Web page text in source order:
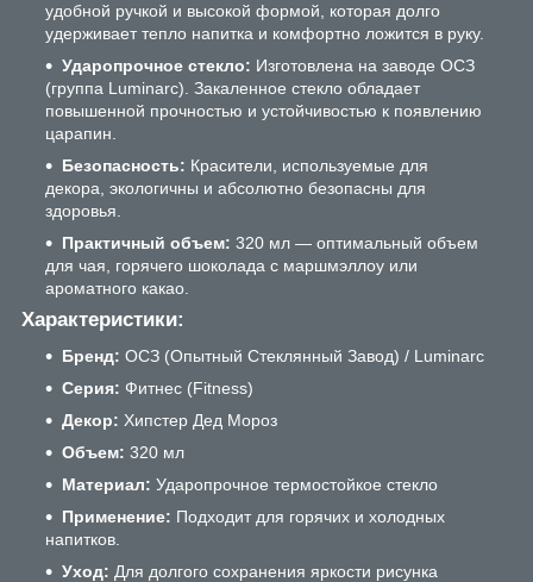
удобной ручкой и высокой формой, которая долго
удерживает тепло напитка и комфортно ложится в руку.
Ударопрочное стекло: Изготовлена на заводе ОСЗ
(группа Luminarc). Закаленное стекло обладает
повышенной прочностью и устойчивостью к появлению
царапин.
Безопасность: Красители, используемые для
декора, экологичны и абсолютно безопасны для
здоровья.
Практичный объем: 320 мл — оптимальный объем
для чая, горячего шоколада с маршмэллоу или
ароматного какао.
Характеристики:
Бренд: ОСЗ (Опытный Стеклянный Завод) / Luminarc
Серия: Фитнес (Fitness)
Декор: Хипстер Дед Мороз
Объем: 320 мл
Материал: Ударопрочное термостойкое стекло
Применение: Подходит для горячих и холодных
напитков.
Уход: Для долгого сохранения яркости рисунка